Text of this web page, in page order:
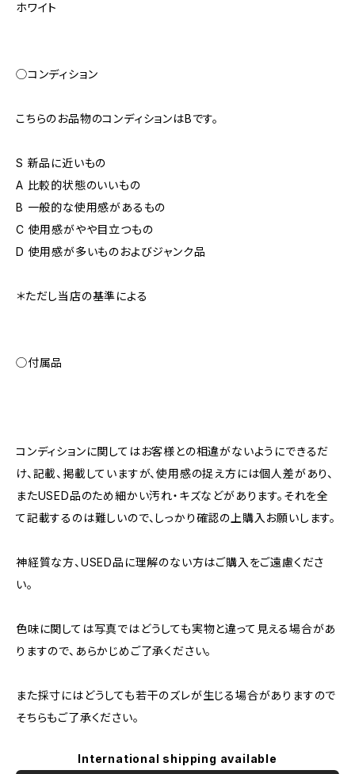
ホワイト
◯コンディション
こちらのお品物のコンディションはBです。
S 新品に近いもの
A 比較的状態のいいもの
B 一般的な使用感があるもの
C 使用感がやや目立つもの
D 使用感が多いものおよびジャンク品
＊ただし当店の基準による
◯付属品
コンディションに関してはお客様との相違がないようにできるだ
け、記載、掲載していますが、使用感の捉え方には個人差があり、
またUSED品のため細かい汚れ・キズなどがあります。それを全
て記載するのは難しいので、しっかり確認の上購入お願いします。
神経質な方、USED品に理解のない方はご購入をご遠慮くださ
い。
色味に関しては写真ではどうしても実物と違って見える場合があ
りますので、あらかじめご了承ください。
また採寸にはどうしても若干のズレが生じる場合がありますので
そちらもご了承ください。
International shipping available